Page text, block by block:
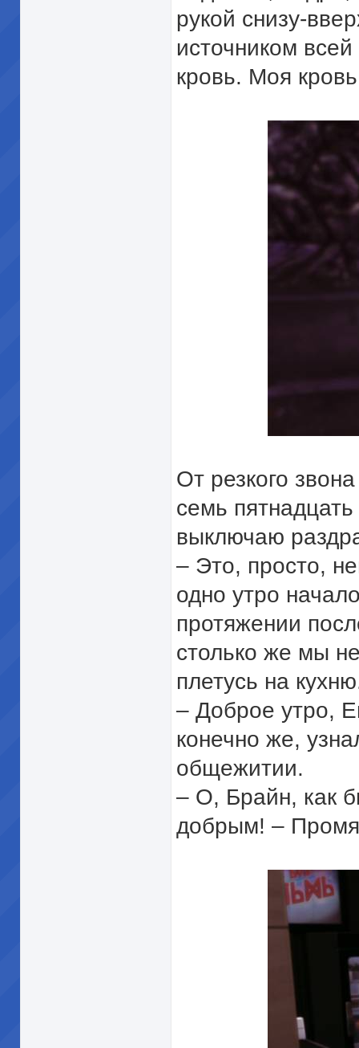
рукой снизу-
источником
кровь. Моя
От резкого
семь
выключаю
– Это, просто,
одно утро
протяжении
столько же мы
плетусь на
– Доброе утро,
конечно же,
общежитии.
– О, Брайн, как
добрым! –